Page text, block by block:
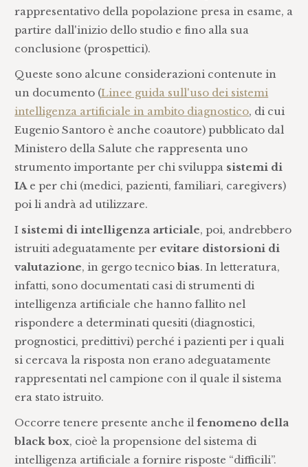
rappresentativo della popolazione presa in esame, a
partire dall'inizio dello studio e fino alla sua
conclusione (prospettici).
Queste sono alcune considerazioni contenute in
un documento (Linee guida sull'uso dei sistemi
intelligenza artificiale in ambito diagnostico, di cui
Eugenio Santoro è anche coautore) pubblicato dal
Ministero della Salute che rappresenta uno
strumento importante per chi sviluppa sistemi di
IAe per chi (medici, pazienti, familiari, caregivers)
poi li andrà ad utilizzare.
I sistemi di intelligenza articiale, poi, andrebbero
istruiti adeguatamente per evitare distorsioni di
valutazione, in gergo tecnicobias. In letteratura,
infatti, sono documentati casi di strumenti di
intelligenza artificiale che hanno fallito nel
rispondere a determinati quesiti (diagnostici,
prognostici, predittivi) perché i pazienti per i quali
si cercava la risposta non erano adeguatamente
rappresentati nel campione con il quale il sistema
era stato istruito.
Occorre tenere presente anche ilfenomeno della
black box, cioè la propensione del sistema di
intelligenza artificiale a fornire risposte “difficili”.